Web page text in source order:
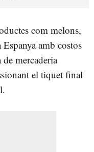
com melons,
amb costos
mercaderia
el tiquet final